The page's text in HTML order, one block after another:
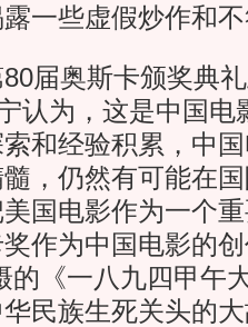
一些虚假炒作和
奥斯卡颁奖典礼
认为，这是中国电
和经验积累，中
，仍然有可能在
国电影作为一个
作为中国电影的
的《一八九四甲午
民族生死关头的